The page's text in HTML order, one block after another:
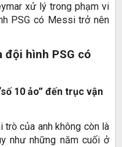
xử lý trong phạm vi
PSG có Messi trở nên
đội hình PSG có
10 ảo” đến trục vận
trò của anh không còn là
như những năm cuối ở